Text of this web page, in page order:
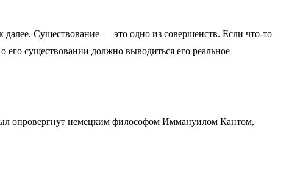
далее. Существование — это одно из совершенств. Если что-то
его существовании должно выводиться его реальное
опровергнут немецким философом Иммануилом Кантом,